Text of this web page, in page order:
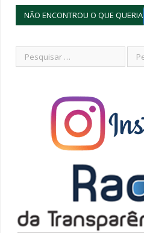
NÃO ENCONTROU O QUE QUERIA?